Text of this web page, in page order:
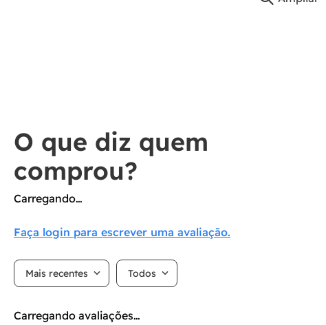
Carregando…
Faça login para escrever uma avaliação.
Mais recentes Todos
Carregando avaliações…